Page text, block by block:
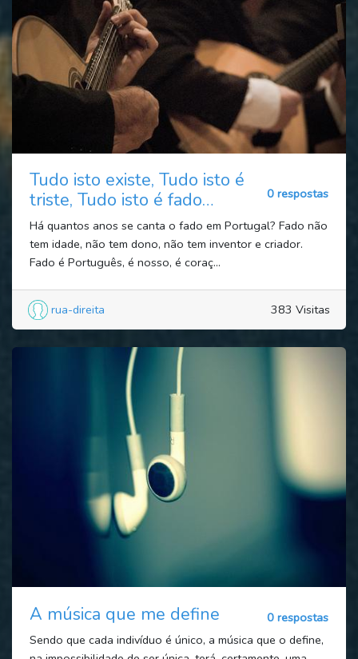
Tudo isto existe, Tudo isto é
triste, Tudo isto é fado…
0 respostas
Há quantos anos se canta o fado em Portugal? Fado não
tem idade, não tem dono, não tem inventor e criador.
Fado é Português, é nosso, é coraç...
rua-direita 383 Visitas
A música que me define
0 respostas
Sendo que cada indivíduo é único, a música que o define,